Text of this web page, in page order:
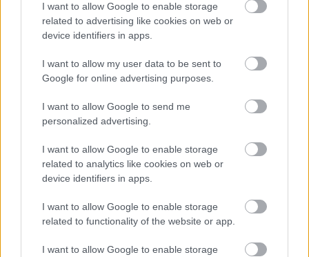
I want to allow Google to enable storage
related to advertising like cookies on web or
device identifiers in apps.
I want to allow my user data to be sent to
Google for online advertising purposes.
I want to allow Google to send me
personalized advertising.
I want to allow Google to enable storage
related to analytics like cookies on web or
device identifiers in apps.
I want to allow Google to enable storage
related to functionality of the website or app.
I want to allow Google to enable storage
Látványos építési szakasz indult be a
Flórián téri felüljárón
AJÁNLJUK MÉG
Helyi hírek